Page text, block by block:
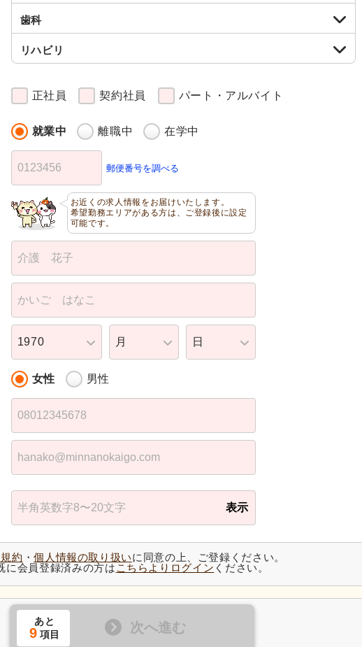
歯科
リハビリ
正社員 契約社員 パート・アルバイト
就業中 離職中 在学中
郵便番号を調べる
お近くの求人情報をお届けいたします。
希望勤務エリアがある方は、ご登録後に設定
可能です。
1970 月 日
女性 男性
表示
約 ・個人情報の取り扱いに同意の上、ご登録ください。
に会員登録済みの方は こちらよりログイン ください。
あと
9 項目 次へ進む